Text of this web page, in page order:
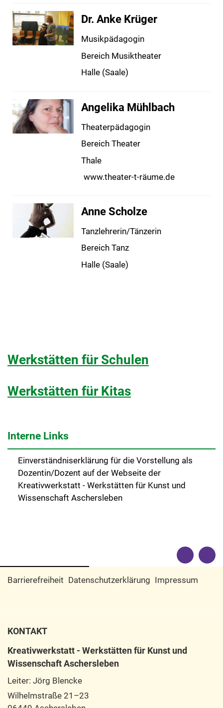
Dr. Anke Krüger
Musikpädagogin
Bereich Musiktheater
Halle (Saale)
Angelika Mühlbach
Theaterpädagogin
Bereich Theater
Thale
www.theater-t-räume.de
Anne Scholze
Tanzlehrerin/Tänzerin
Bereich Tanz
Halle (Saale)
Werkstätten für Schulen
Werkstätten für Kitas
Interne Links
Einverständniserklärung für die Vorstellung als
Dozentin/Dozent auf der Webseite der
Kreativwerkstatt - Werkstätten für Kunst und
Wissenschaft Aschersleben
Barrierefreiheit Datenschutzerklärung Impressum
KONTAKT
Kreativwerkstatt - Werkstätten für Kunst und
Wissenschaft Aschersleben
Leiter: Jörg Blencke
Wilhelmstraße 21–23